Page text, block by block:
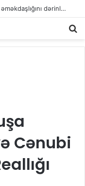
Səfir: Azərbaycan Omanla nəqliyyat əməkdaşlığını dərinləşdirməyə hazırdır
Cənubi